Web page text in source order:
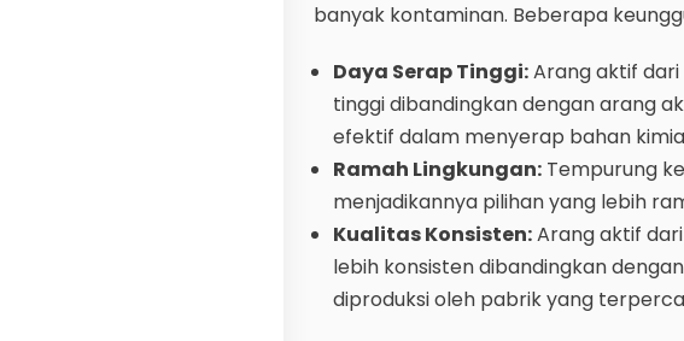
banyak kontaminan. Beberapa
Daya Serap Tinggi:Arang aktif
tinggi dibandingkan dengan arang
efektif dalam menyerap bahan
Ramah Lingkungan: Tempurung
menjadikannya pilihan yang lebih
Kualitas Konsisten:Arang aktif
lebih konsisten dibandingkan
diproduksi oleh pabrik yang